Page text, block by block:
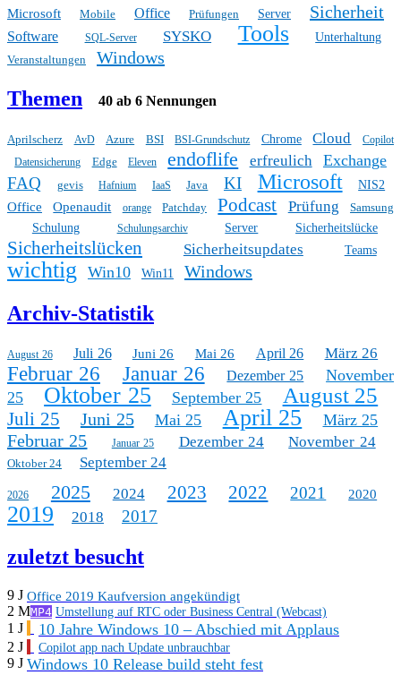
Microsoft Mobile Office Prüfungen Server Sicherheit
Software SQL-Server SYSKO Tools
Unterhaltung
Veranstaltungen
Windows
Themen 40 ab 6 Nennungen
Aprilscherz AvD Azure BSI BSI-Grundschutz Chrome Cloud
Copilot
Datensicherung
Edge Eleven endoflife erfreulich Exchange
FAQ gevis Hafnium IaaS Java KI Microsoft NIS2
Office Openaudit orange Patchday Podcast Prüfung
Samsung
Schulung
Schulungsarchiv Server Sicherheitslücke
Sicherheitslücken Sicherheitsupdates Teams
wichtig Win10 Win11 Windows
Archiv-Statistik
August 26 Juli 26 Juni 26 Mai 26 April 26 März 26
Februar 26 Januar 26 Dezember 25
November
25
Oktober 25 September 25 August 25
Juli 25 Juni 25 Mai 25 April 25 März 25
Februar 25 Januar 25 Dezember 24 November 24
Oktober 24 September 24
2026 2025 2024 2023 2022 2021 2020
2019 2018 2017
zuletzt besucht
9 J Office 2019 Kaufversion angekündigt
2 MMP4 Umstellung auf RTC oder Business Central (Webcast)
1 J 10 Jahre Windows 10 – Abschied mit Applaus
2 J Copilot app nach Update unbrauchbar
9 J Windows 10 Release build steht fest